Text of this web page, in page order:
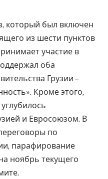
который был включен
из шести пунктов
участие в
оба
Грузии –
Кроме этого,
и Евросоюзом. В
по
парафирование
ноябрь текущего